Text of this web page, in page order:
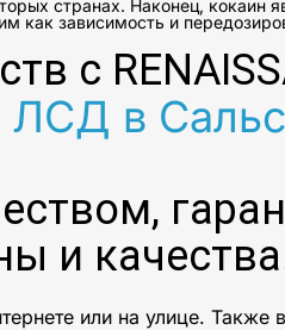
странах. Наконец, кокаин
зависимость и
с
ЛСД в
и
или на улице. Также